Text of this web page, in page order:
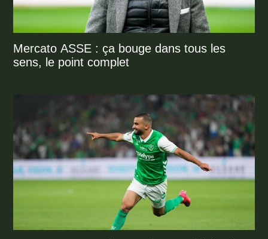
Mercato ASSE : ça bouge dans tous les
sens, le point complet